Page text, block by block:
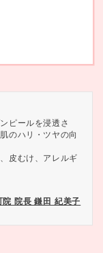
ピールを浸透さ
のハリ・ツヤの向
皮むけ、アレルギ
院長 鎌田 紀美子